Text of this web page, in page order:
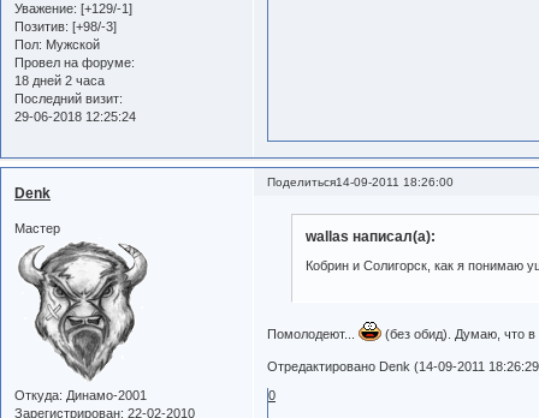
Уважение: [+129/-1]
Позитив: [+98/-3]
Пол: Мужской
Провел на форуме:
18 дней 2 часа
Последний визит:
29-06-2018 12:25:24
Поделиться14-09-2011 18:26:00
Denk
Мастер
Откуда: Динамо-2001
Зарегистрирован: 22-02-2010
wallas написал(а):
Кобрин и Солигорск, как я понимаю
Помолодеют... (без обид). Думаю, что в
Отредактировано Denk (14-09-2011
0